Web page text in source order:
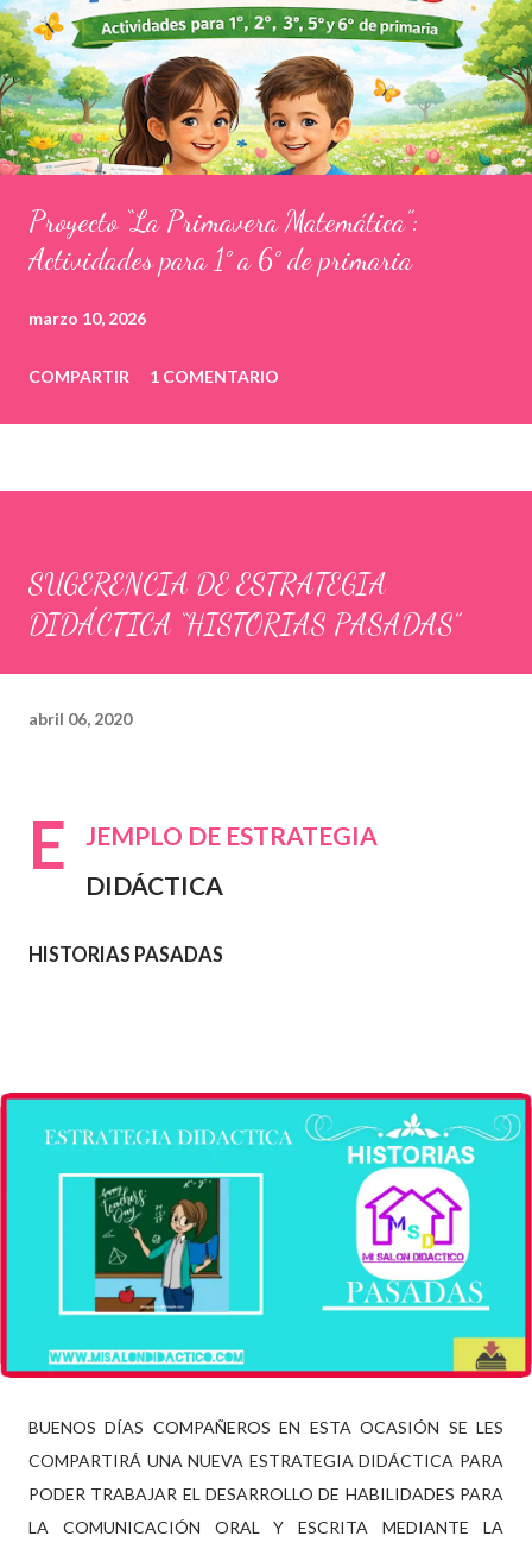
Proyecto “La Primavera Matemática”:
Actividades para 1° a 6° de primaria
marzo 10, 2026
COMPARTIR 1 COMENTARIO
SUGERENCIA DE ESTRATEGIA
DIDÁCTICA “HISTORIAS PASADAS”
abril 06, 2020
E
JEMPLO DE ESTRATEGIA
DIDÁCTICA
HISTORIAS PASADAS
BUENOS DÍAS COMPAÑEROS EN ESTA OCASIÓN SE LES
COMPARTIRÁ UNA NUEVA ESTRATEGIA DIDÁCTICA PARA
PODER TRABAJAR EL DESARROLLO DE HABILIDADES PARA
LA COMUNICACIÓN ORAL Y ESCRITA MEDIANTE LA